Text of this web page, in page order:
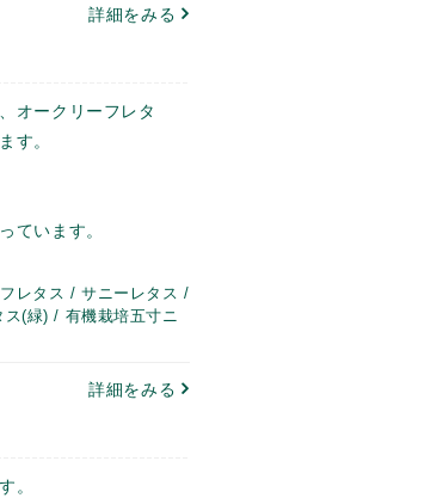
オークリーフレタ
す。
ています。
レタス / サニーレタス /
(緑) / 有機栽培五寸ニ
詳細をみる
。
詳細をみる